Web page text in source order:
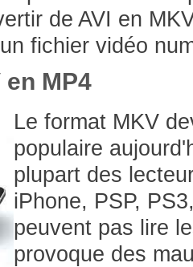
de AVI en
fichier vidéo
MP4
Le format MKV
populaire
plupart des
iPhone, PSP,
peuvent pas lire
provoque des